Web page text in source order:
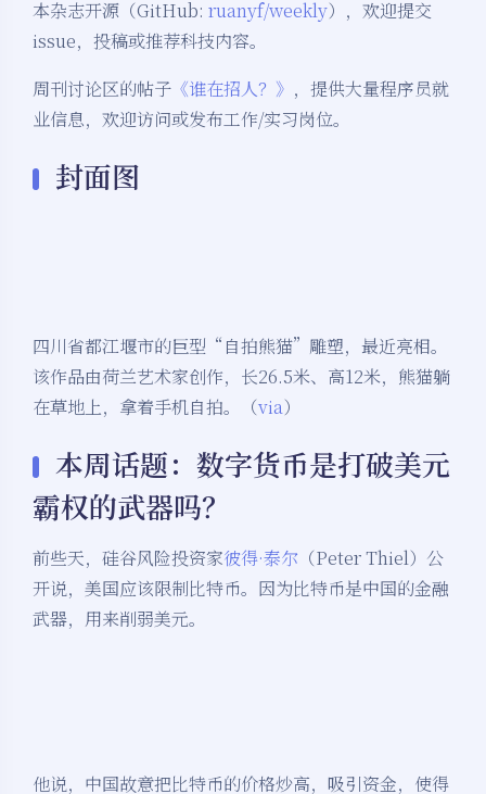
本杂志开源（GitHub: ruanyf/weekly），欢迎提交
issue，投稿或推荐科技内容。
周刊讨论区的帖子 《谁在招人？》 ，提供大量程序员就
业信息，欢迎访问或发布工作/实习岗位。
封面图
四川省都江堰市的巨型“自拍熊猫”雕塑，最近亮相。
该作品由荷兰艺术家创作，长26.5米、高12米，熊猫躺
在草地上，拿着手机自拍。（via）
本周话题：数字货币是打破美元
霸权的武器吗？
前些天，硅谷风险投资家彼得·泰尔 （Peter Thiel）公
开说，美国应该限制比特币。因为比特币是中国的金融
武器，用来削弱美元。
他说，中国故意把比特币的价格炒高，吸引资金，使得